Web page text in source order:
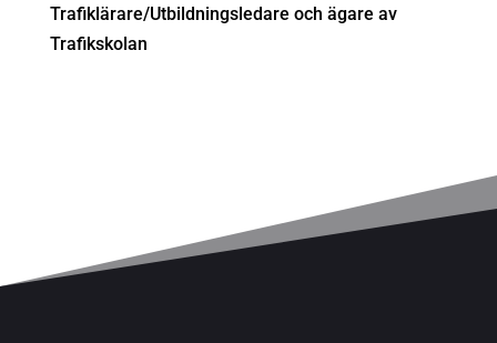
Trafiklärare/Utbildningsledare och ägare av
Trafikskolan